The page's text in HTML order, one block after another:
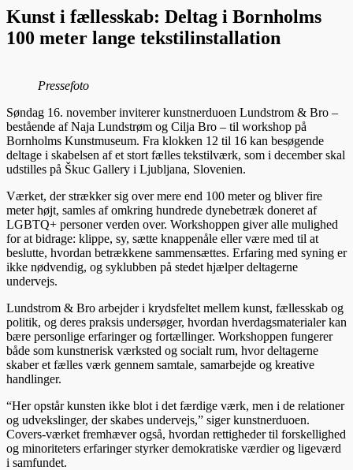
Kunst i fællesskab: Deltag i Bornholms
100 meter lange tekstilinstallation
Pressefoto
Søndag 16. november inviterer kunstnerduoen Lundstrom & Bro –
bestående af Naja Lundstrøm og Cilja Bro – til workshop på
Bornholms Kunstmuseum. Fra klokken 12 til 16 kan besøgende
deltage i skabelsen af et stort fælles tekstilværk, som i december skal
udstilles på Škuc Gallery i Ljubljana, Slovenien.
Værket, der strækker sig over mere end 100 meter og bliver fire
meter højt, samles af omkring hundrede dynebetræk doneret af
LGBTQ+ personer verden over. Workshoppen giver alle mulighed
for at bidrage: klippe, sy, sætte knappenåle eller være med til at
beslutte, hvordan betrækkene sammensættes. Erfaring med syning er
ikke nødvendig, og syklubben på stedet hjælper deltagerne
undervejs.
Lundstrom & Bro arbejder i krydsfeltet mellem kunst, fællesskab og
politik, og deres praksis undersøger, hvordan hverdagsmaterialer kan
bære personlige erfaringer og fortællinger. Workshoppen fungerer
både som kunstnerisk værksted og socialt rum, hvor deltagerne
skaber et fælles værk gennem samtale, samarbejde og kreative
handlinger.
“Her opstår kunsten ikke blot i det færdige værk, men i de relationer
og udvekslinger, der skabes undervejs,” siger kunstnerduoen.
Covers-værket fremhæver også, hvordan rettigheder til forskellighed
og minoriteters erfaringer styrker demokratiske værdier og ligeværd
i samfundet.